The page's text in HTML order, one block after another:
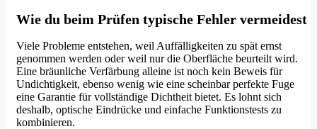
Wie du beim Prüfen typische Fehler vermeidest
Viele Probleme entstehen, weil Auffälligkeiten zu spät ernst
genommen werden oder weil nur die Oberfläche beurteilt wird.
Eine bräunliche Verfärbung alleine ist noch kein Beweis für
Undichtigkeit, ebenso wenig wie eine scheinbar perfekte Fuge
eine Garantie für vollständige Dichtheit bietet. Es lohnt sich
deshalb, optische Eindrücke und einfache Funktionstests zu
kombinieren.